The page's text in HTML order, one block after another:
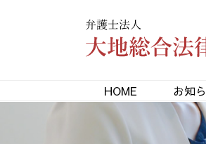
HOME お知